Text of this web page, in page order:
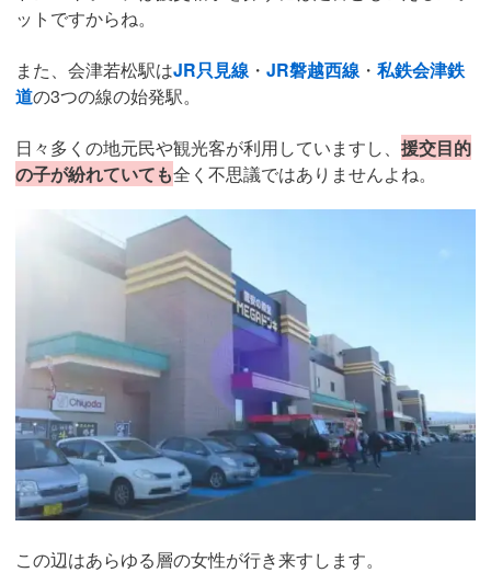
ットですからね。
また、会津若松駅はJR只見線 ・ JR磐越西線 ・ 私鉄会津鉄
道の3つの線の始発駅。
日々多くの地元民や観光客が利用していますし、 援交目的
の子が紛れていても全く不思議ではありませんよね。
この辺はあらゆる層の女性が行き来すします。